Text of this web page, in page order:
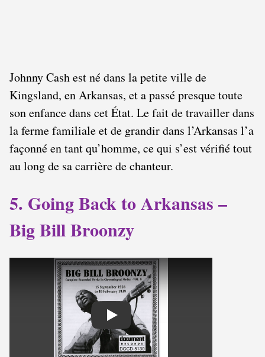
Johnny Cash est né dans la petite ville de
Kingsland, en Arkansas, et a passé presque toute
son enfance dans cet État. Le fait de travailler dans
la ferme familiale et de grandir dans l’Arkansas l’a
façonné en tant qu’homme, ce qui s’est vérifié tout
au long de sa carrière de chanteur.
5. Going Back to Arkansas –
Big Bill Broonzy
Play